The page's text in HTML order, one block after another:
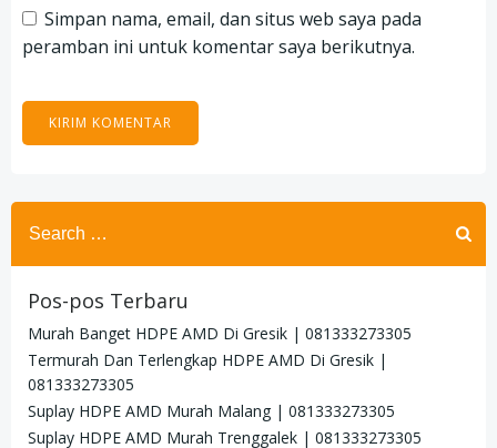
Simpan nama, email, dan situs web saya pada
peramban ini untuk komentar saya berikutnya.
Search
for:
Pos-pos Terbaru
Murah Banget HDPE AMD Di Gresik | 081333273305
Termurah Dan Terlengkap HDPE AMD Di Gresik |
081333273305
Suplay HDPE AMD Murah Malang | 081333273305
Suplay HDPE AMD Murah Trenggalek | 081333273305